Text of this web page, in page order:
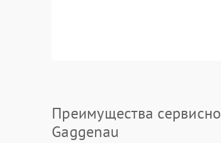
Преимущества
Gaggenau